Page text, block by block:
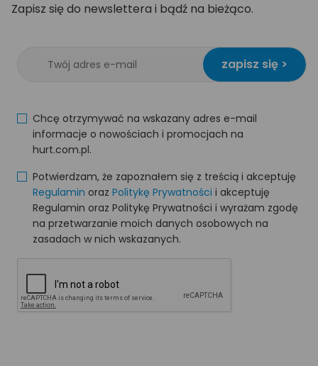
Zapisz się do newslettera i bądź na bieżąco.
zapisz się >
Chcę otrzymywać na wskazany adres e-mail
informacje o nowościach i promocjach na
hurt.com.pl.
Potwierdzam, że zapoznałem się z treścią i akceptuję
Regulamin oraz Politykę Prywatności i akceptuję
Regulamin oraz Politykę Prywatności i wyrażam zgodę
na przetwarzanie moich danych osobowych na
zasadach w nich wskazanych.